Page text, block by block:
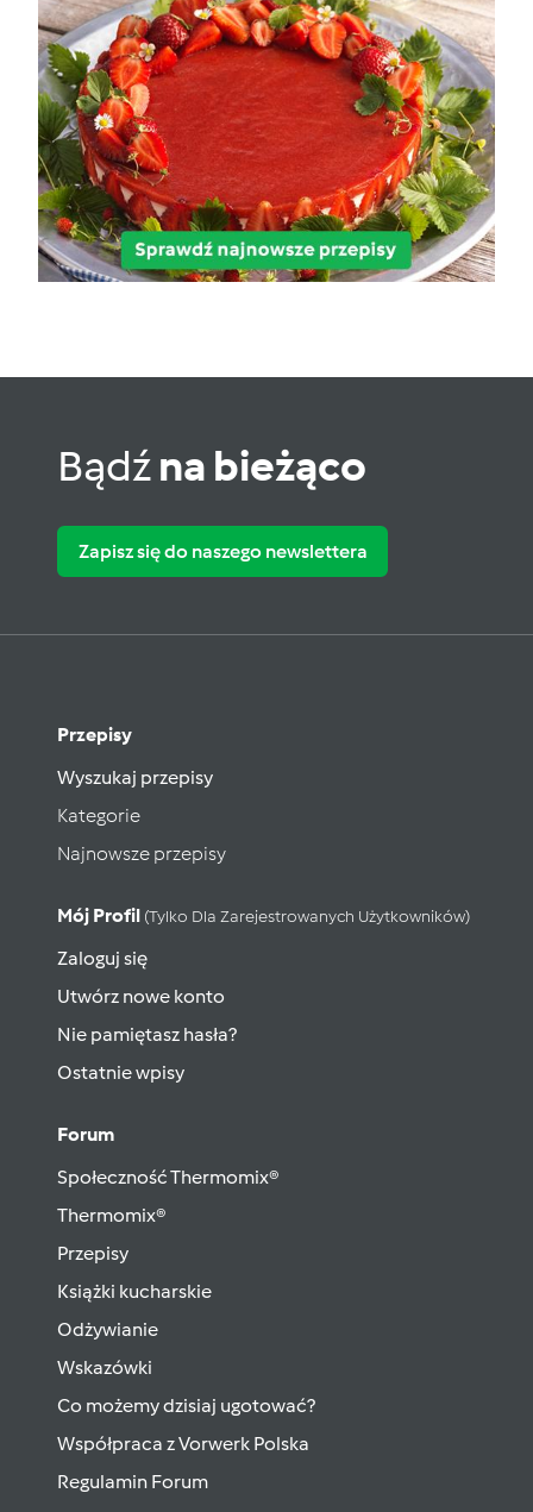
Bądźna bieżąco
Zapisz się do naszego newslettera
Przepisy
Wyszukaj przepisy
Kategorie
Najnowsze przepisy
Mój Profil (tylko Dla Zarejestrowanych Użytkowników)
Zaloguj się
Utwórz nowe konto
Nie pamiętasz hasła?
Ostatnie wpisy
Forum
Społeczność Thermomix®
Thermomix®
Przepisy
Książki kucharskie
Odżywianie
Wskazówki
Co możemy dzisiaj ugotować?
Współpraca z Vorwerk Polska
Regulamin Forum